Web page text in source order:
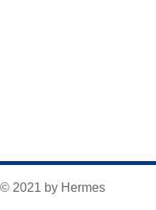
© 2021 by Hermes